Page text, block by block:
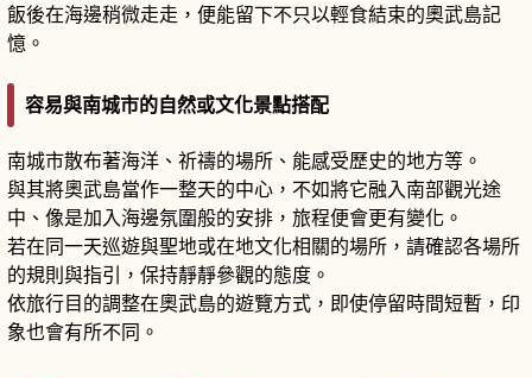
飯後在海邊稍微走走，便能留下不只以輕食結束的奧武島記
憶。
容易與南城市的自然或文化景點搭配
南城市散布著海洋、祈禱的場所、能感受歷史的地方等。
與其將奧武島當作一整天的中心，不如將它融入南部觀光途
中、像是加入海邊氛圍般的安排，旅程便會更有變化。
若在同一天巡遊與聖地或在地文化相關的場所，請確認各場所
的規則與指引，保持靜靜參觀的態度。
依旅行目的調整在奧武島的遊覽方式，即使停留時間短暫，印
象也會有所不同。